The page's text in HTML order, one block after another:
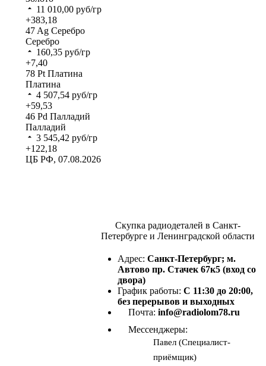
11 010,00 руб/гр
+383,18
47Ag Серебро
Серебро
160,35 руб/гр
+7,40
78 Pt Платина
Платина
4 507,54 руб/гр
+59,53
46 Pd Палладий
Палладий
3 545,42 руб/гр
+122,18
ЦБ РФ, 07.08.2026
Скупка радиодеталей в Санкт-
Петербурге и Ленинградской области
Адрес: Санкт-Петербург; м.
Автово пр. Стачек 67к5 (вход со
двора)
График работы: С 11:30 до 20:00,
без перерывов и выходных
Почта: info@radiolom78.ru
Мессенджеры:
Павел (Специалист-
приёмщик)